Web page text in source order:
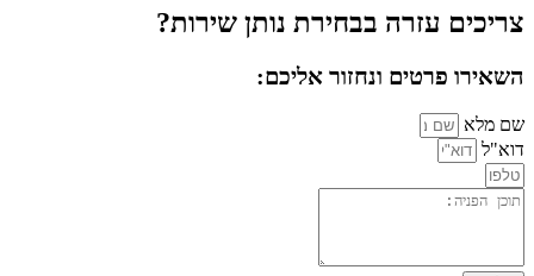
צריכים עזרה בבחירת נותן שירות?
השאירו פרטים ונחזור אליכם:
שם מלא
דוא"ל